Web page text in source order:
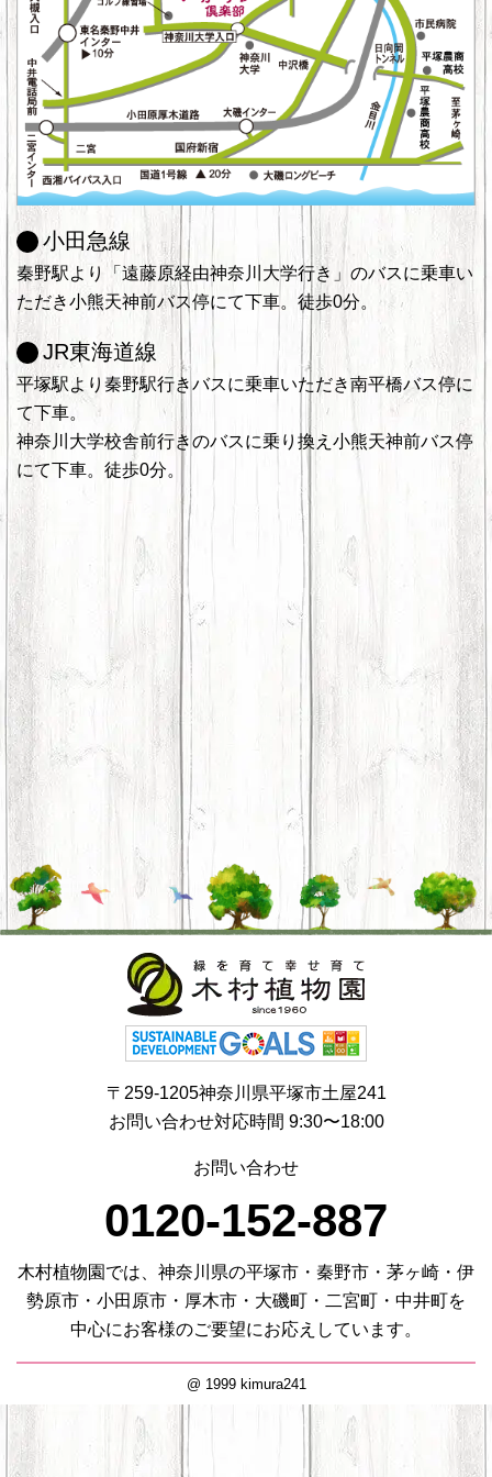
小田急線
秦野駅より「遠藤原経由神奈川大学行き」のバスに乗車い
ただき小熊天神前バス停にて下車。徒歩0分。
JR東海道線
平塚駅より秦野駅行きバスに乗車いただき南平橋バス停に
て下車。
神奈川大学校舎前行きのバスに乗り換え小熊天神前バス停
にて下車。徒歩0分。
〒259-1205神奈川県平塚市土屋241
お問い合わせ対応時間 9:30〜18:00
お問い合わせ
0120-152-887
木村植物園では、神奈川県の平塚市・秦野市・茅ヶ崎・伊
勢原市・小田原市・厚木市・大磯町・二宮町・中井町を
中心にお客様のご要望にお応えしています。
@ 1999 kimura241